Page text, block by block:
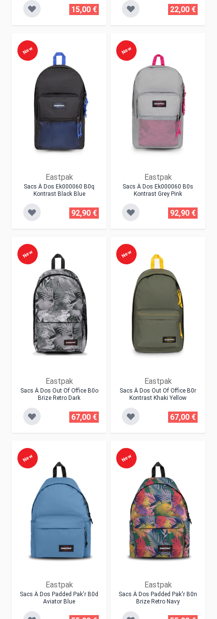
15,00 € 22,00 €
Eastpak
Sacs À Dos Ek000060 B0q
Kontrast Black Blue
New
92,90 €
Eastpak
Sacs À Dos Ek000060 B0s
Kontrast Grey Pink
New
92,90 €
Eastpak
Sacs À Dos Out Of Office B0o
Brize Retro Dark
New
67,00 €
Eastpak
Sacs À Dos Out Of Office B0r
Kontrast Khaki Yellow
New
67,00 €
Eastpak
Sacs À Dos Padded Pak'r B0d
Aviator Blue
New
Eastpak
Sacs À Dos Padded Pak'r B0n
Brize Retro Navy
New